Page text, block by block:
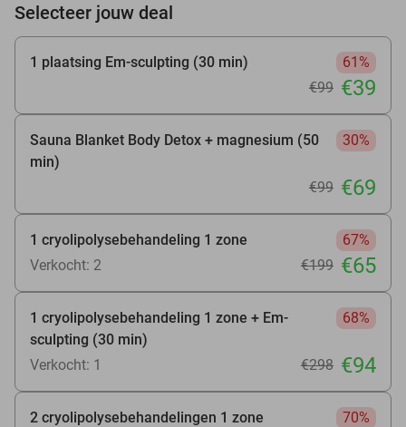
Selecteer jouw deal
1 plaatsing Em-sculpting (30 min)
61%
€99 €39
Sauna Blanket Body Detox + magnesium (50
min)
30%
€99 €69
1 cryolipolysebehandeling 1 zone
67%
Verkocht: 2
€199 €65
1 cryolipolysebehandeling 1 zone + Em-
sculpting (30 min)
68%
Verkocht: 1 €298 €94
2 cryolipolysebehandelingen 1 zone
70%